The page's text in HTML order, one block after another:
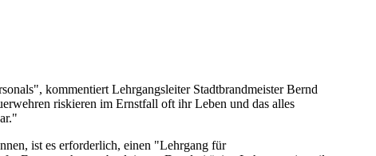
kommentiert Lehrgangsleiter Stadtbrandmeister Bernd
riskieren im Ernstfall oft ihr Leben und das alles
ist es erforderlich, einen "Lehrgang für